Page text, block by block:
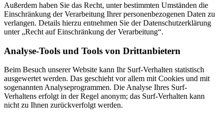
Außerdem haben Sie das Recht, unter bestimmten Umständen die
Einschränkung der Verarbeitung Ihrer personenbezogenen Daten zu
verlangen. Details hierzu entnehmen Sie der Datenschutzerklärung
unter „Recht auf Einschränkung der Verarbeitung“.
Analyse-Tools und Tools von Drittanbietern
Beim Besuch unserer Website kann Ihr Surf-Verhalten statistisch
ausgewertet werden. Das geschieht vor allem mit Cookies und mit
sogenannten Analyseprogrammen. Die Analyse Ihres Surf-
Verhaltens erfolgt in der Regel anonym; das Surf-Verhalten kann
nicht zu Ihnen zurückverfolgt werden.